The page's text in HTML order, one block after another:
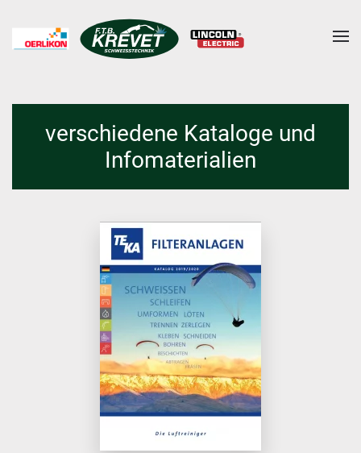
Skip to main content
verschiedene Kataloge und
Infomaterialien